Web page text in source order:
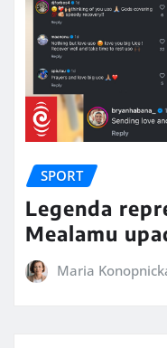
SPORT
Legenda
Mealamu
Maria